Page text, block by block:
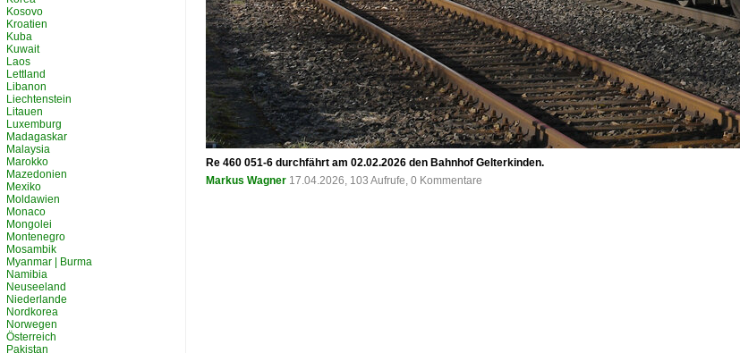
Re 460 051-6 durchfährt am 02.02.2026 den Bahnhof Gelterkinden.
Markus Wagner 17.04.2026, 103 Aufrufe, 0 Kommentare
Kosovo
Kroatien
Kuba
Kuwait
Laos
Lettland
Libanon
Liechtenstein
Litauen
Luxemburg
Madagaskar
Malaysia
Marokko
Mazedonien
Mexiko
Moldawien
Monaco
Mongolei
Montenegro
Mosambik
Myanmar | Burma
Namibia
Neuseeland
Niederlande
Nordkorea
Norwegen
Österreich
Pakistan